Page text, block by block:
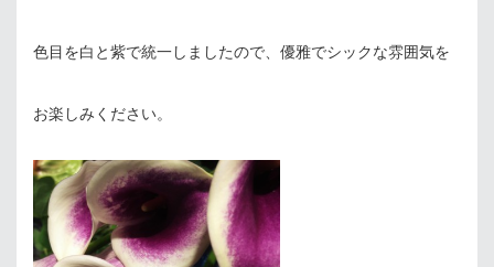
色目を白と紫で統一しましたので、優雅でシックな雰囲気を
お楽しみください。